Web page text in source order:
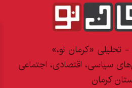
تحلیلی «کرمان نو،»
سیاسی، اقتصادی، اجتماعی
کرمان